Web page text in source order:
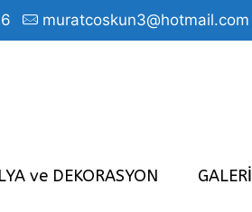
muratcoskun3@hotmail.com
ve DEKORASYON GALERİ